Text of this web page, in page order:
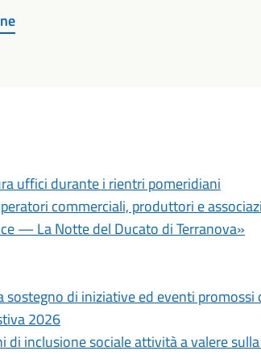
uffici durante i rientri pomeridiani
commerciali, produttori e
— La Notte del Ducato di Terranova»
sostegno di iniziative ed eventi promossi
2026
inclusione sociale attività a valere